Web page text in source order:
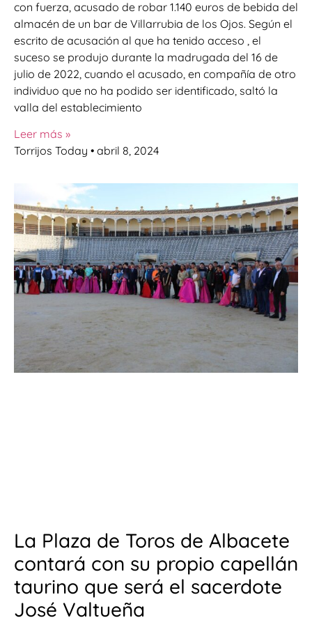
con fuerza, acusado de robar 1.140 euros de bebida del
almacén de un bar de Villarrubia de los Ojos. Según el
escrito de acusación al que ha tenido acceso , el
suceso se produjo durante la madrugada del 16 de
julio de 2022, cuando el acusado, en compañía de otro
individuo que no ha podido ser identificado, saltó la
valla del establecimiento
Leer más »
Torrijos Today
abril 8, 2024
La Plaza de Toros de Albacete
contará con su propio capellán
taurino que será el sacerdote
José Valtueña